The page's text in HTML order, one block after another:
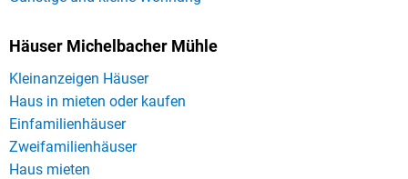
Häuser Michelbacher Mühle
Kleinanzeigen Häuser
Haus in mieten oder kaufen
Einfamilienhäuser
Zweifamilienhäuser
Haus mieten